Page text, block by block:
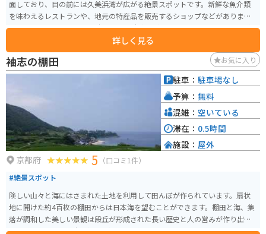
面しており、目の前には久美浜湾が広がる絶景スポットです。新鮮な魚介類
を味わえるレストランや、地元の特産品を販売するショップなどがありま
す。 バイクで訪れる場合、広々とした駐車場があるので安心です。また、道
の駅には、ツーリングの休憩場所としても最適なベンチやテーブルも設置さ
れています。 周辺には、美しいビーチとしても知られる琴引浜や、夕日の名
所として知られる箱石海岸など、観光スポットも豊富です。道の駅 くみはまS
ANKAIKANは、京丹後市の魅力を満喫できるスポットとして、観光客に人気で
詳しく見る
袖志の棚田 お気に入り
京都府 5 （口コミ1件）
#絶景スポット
険しい山々と海にはさまれた土地を利用して田んぼが作られています。扇状
地に開けた約4百枚の棚田からは日本海を望むことができます。棚田と海、集
落が調和した美しい景観は段丘が形成された長い歴史と人の営みが作り出し
たものであり、「日本の棚田百選」にも選ばれています。
駐車： 駐車場なし
予算： 無料
混雑： 空いている
滞在： 0.5時間
施設： 屋外